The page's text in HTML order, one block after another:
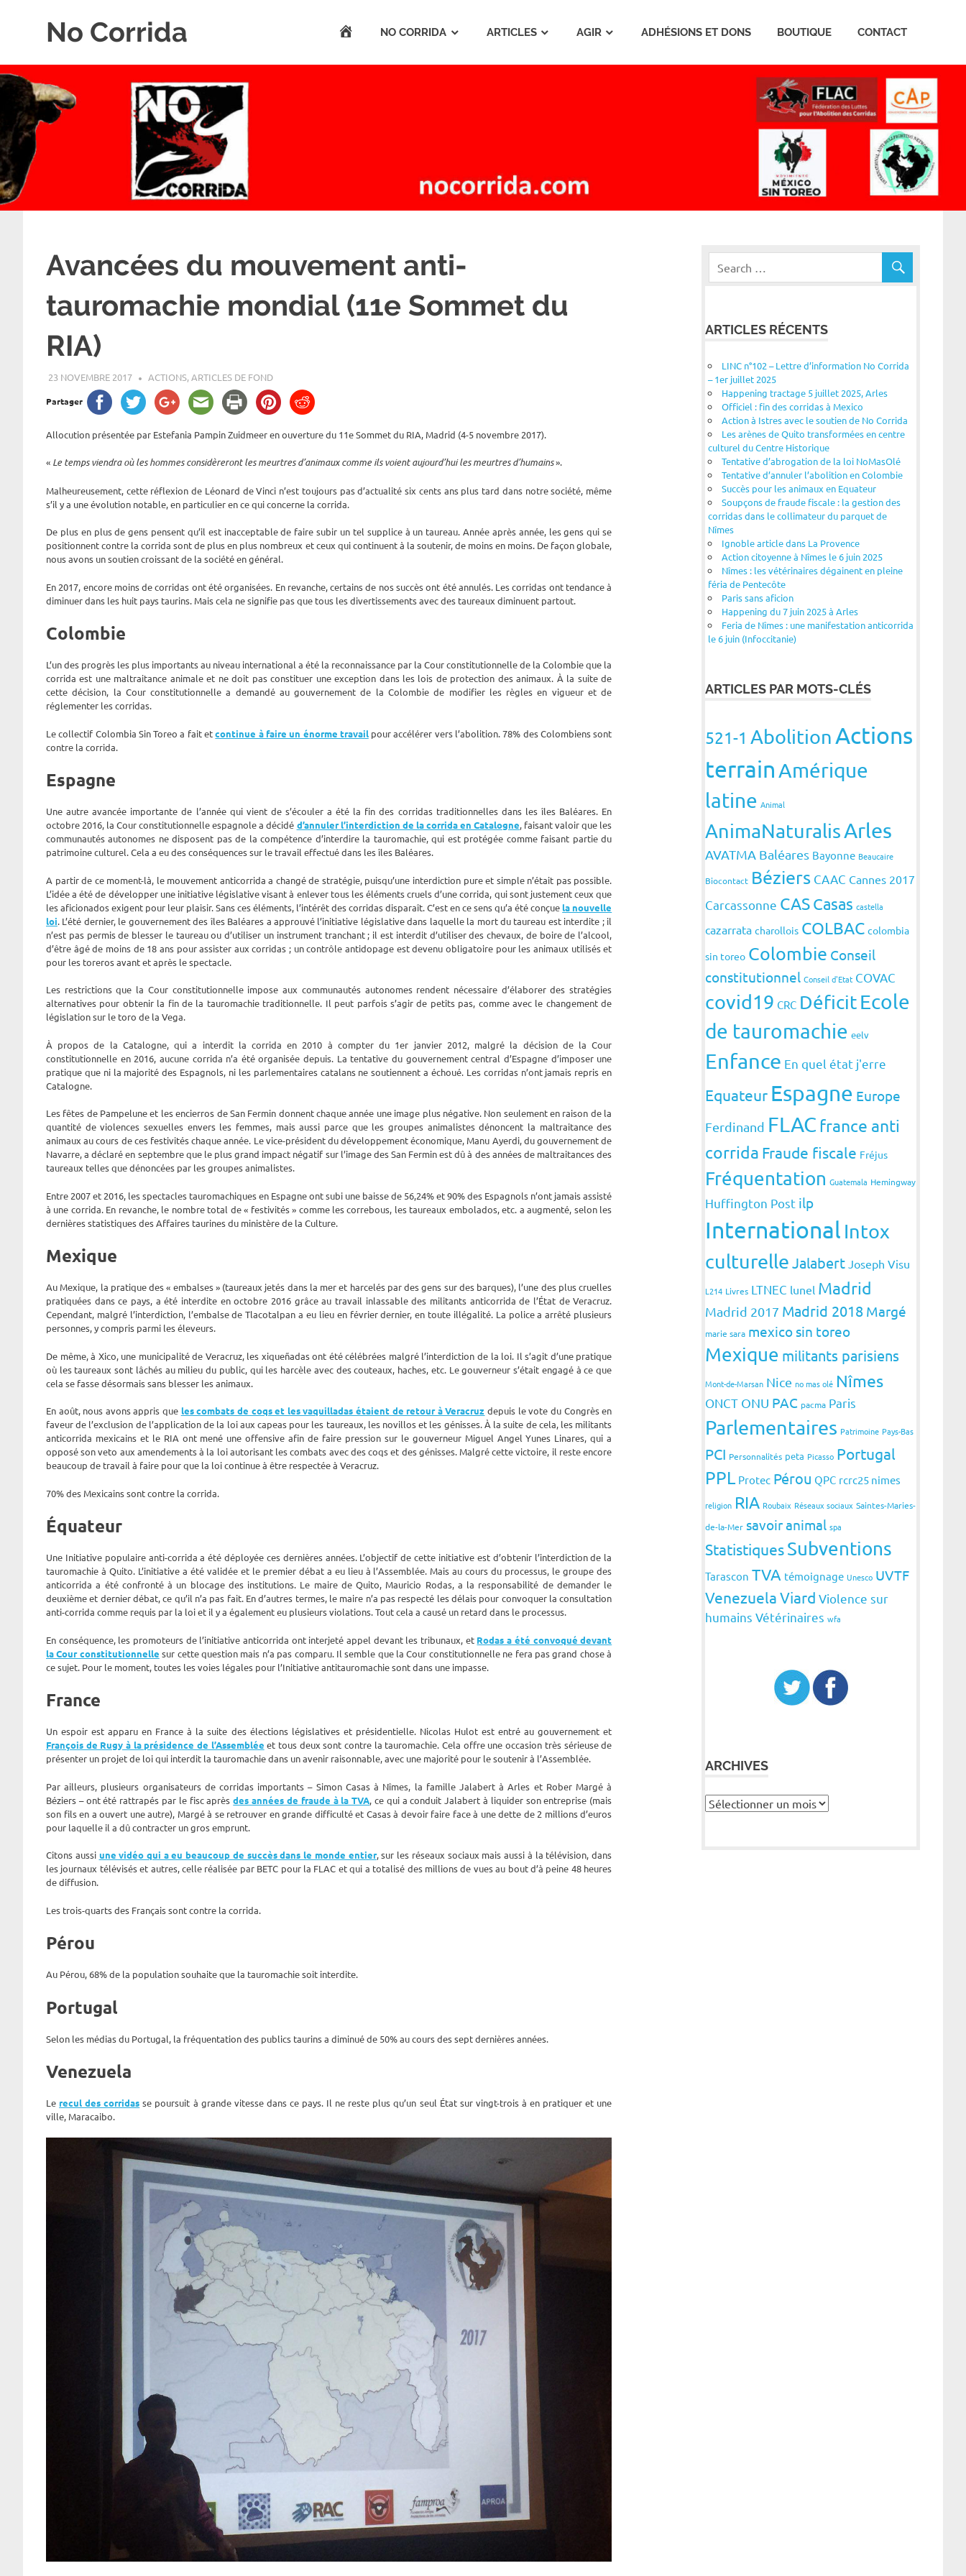
No Corrida
la
corrida
ACCUEILNO CORRIDA ARTICLES AGIR ADHÉSIONS ET DONS BOUTIQUE CONTACT
Avancées du mouvement anti-
tauromachie mondial (11e Sommet du
RIA)
23 NOVEMBRE 2017 ROGER LAHANA
ACTIONS,ARTICLES DE FOND
Partager
Allocution présentée par Estefania Pampin Zuidmeer en ouverture du 11e Sommet du RIA, Madrid (4-5 novembre 2017).
« Le temps viendra où les hommes considèreront les meurtres d’animaux comme ils voient aujourd’hui les meurtres d’humains».
Malheureusement, cette réflexion de Léonard de Vinci n’est toujours pas d’actualité six cents ans plus tard dans notre société, même
s’il y a une évolution notable, en particulier en ce qui concerne la corrida.
De plus en plus de gens pensent qu’il est inacceptable de faire subir un tel supplice à un taureau. Année après année, les gens qui se
positionnent contre la corrida sont de plus en plus nombreux et ceux qui continuent à la soutenir, de moins en moins. De façon globale,
nous avons un soutien croissant de la société en général.
En 2017, encore moins de corridas ont été organisées. En revanche, certains de nos succès ont été annulés. Les corridas ont tendance à
diminuer dans les huit pays taurins. Mais cela ne signifie pas que tous les divertissements avec des taureaux diminuent partout.
Colombie
L’un des progrès les plus importants au niveau international a été la reconnaissance par la Cour constitutionnelle de la Colombie que la
corrida est une maltraitance animale et ne doit pas constituer une exception dans les lois de protection des animaux. À la suite de
cette décision, la Cour constitutionnelle a demandé au gouvernement de la Colombie de modifier les règles en vigueur et de
réglementer les corridas.
Le collectif Colombia Sin Toreo a fait etcontinue à faire un énorme travailpour accélérer vers l’abolition. 78% des Colombiens sont
contre la corrida.
Espagne
Une autre avancée importante de l’année qui vient de s’écouler a été la fin des corridas traditionnelles dans les îles Baléares. En
octobre 2016, la Cour constitutionnelle espagnole a décidé d’annuler l’interdiction de la corrida en Catalogne, faisant valoir que les
communautés autonomes ne disposent pas de la compétence d’interdire la tauromachie, qui est protégée comme faisant partie du
patrimoine culturel. Cela a eu des conséquences sur le travail effectué dans les îles Baléares.
A partir de ce moment-là, le mouvement anticorrida a changé de stratégie, puisqu’une interdiction pure et simple n’était pas possible.
L’idée a été de développer une initiative législative visant à enlever tous les éléments cruels d’une corrida, qui sont justement ceux que
les aficionados exigent pour leur plaisir. Sans ces éléments, l’intérêt des corridas disparaît. C’est en ce sens qu’a été conçue la nouvelle
loi. L’été dernier, le gouvernement des îles Baléares a approuvé l’initiative législative dans laquelle la mort du taureau est interdite ; il
n’est pas permis de blesser le taureau ou d’utiliser un instrument tranchant ; il est interdit d’utiliser des chevaux, de boire de l’alcool,
d’être âgé de moins de 18 ans pour assister aux corridas ; un contrôle antidopage est devenu obligatoire pour les animaux utilisés et
pour les toreros avant et après le spectacle.
Les restrictions que la Cour constitutionnelle impose aux communautés autonomes rendent nécessaire d’élaborer des stratégies
alternatives pour obtenir la fin de la tauromachie traditionnelle. Il peut parfois s’agir de petits pas, comme avec le changement de
législation sur le toro de la Vega.
À propos de la Catalogne, qui a interdit la corrida en 2010 à compter du 1er janvier 2012, malgré la décision de la Cour
constitutionnelle en 2016, aucune corrida n’a été organisée depuis. La tentative du gouvernement central d’Espagne d’imposer une
pratique que ni la majorité des Espagnols, ni les parlementaires catalans ne soutiennent a échoué. Les corridas n’ont jamais repris en
Catalogne.
Les fêtes de Pampelune et les encierros de San Fermin donnent chaque année une image plus négative. Non seulement en raison de la
quantité de violences sexuelles envers les femmes, mais aussi parce que les groupes animalistes dénoncent la maltraitance des
animaux au cours de ces festivités chaque année. Le vice-président du développement économique, Manu Ayerdi, du gouvernement de
Navarre, a déclaré en septembre que le plus grand impact négatif sur l’image des San Fermin est dû à des années de maltraitances des
taureaux telles que dénoncées par les groupes animalistes.
Entre 2007 et 2016, les spectacles tauromachiques en Espagne ont subi une baisse de 56,24% et 90% des Espagnols n’ont jamais assisté
à une corrida. En revanche, le nombre total de « festivités » comme les correbous, les taureaux embolados, etc. a augmenté, selon les
dernières statistiques des Affaires taurines du ministère de la Culture.
Mexique
Au Mexique, la pratique des « embalses » (taureaux jetés dans la mer et harcelés par des gens sur des barques), l’une des plus cruelles
pratiquées dans ce pays, a été interdite en octobre 2016 grâce au travail inlassable des militants anticorrida de l’État de Veracruz.
Cependant, malgré l’interdiction, l’embalse de Tlacotalpan a eu lieu en février dernier, en toute illégalité. La police a arrêté plusieurs
personnes, y compris parmi les éleveurs.
De même, à Xico, une municipalité de Veracruz, les xiqueñadas ont été célébrées malgré l’interdiction de la loi. Il s’agit d’une pratique
où les taureaux sont lâchés au milieu du public, qui les harcèle avec des couteaux, haches, etc. Le gouverneur s’était engagé à ce que
cela se fasse désormais sans blesser les animaux.
En août, nous avons appris que les combats de coqs et les vaquilladas étaient de retour à Veracruz depuis le vote du Congrès en
faveur de l’exclusion de l’application de la loi aux capeas pour les taureaux, les novillos et les génisses. À la suite de cela, les militants
anticorrida mexicains et le RIA ont mené une offensive afin de faire pression sur le gouverneur Miguel Angel Yunes Linares, qui a
opposé son veto aux amendements à la loi autorisant les combats avec des coqs et des génisses. Malgré cette victoire, il reste encore
beaucoup de travail à faire pour que la loi continue à être respectée à Veracruz.
70% des Mexicains sont contre la corrida.
Équateur
Une Initiative populaire anti-corrida a été déployée ces dernières années. L’objectif de cette initiative est d’obtenir l’interdiction de la
tauromachie à Quito. L’initiative a été validée et le premier débat a eu lieu à l’Assemblée. Mais au cours du processus, le groupe des
anticorrida a été confronté à un blocage des institutions. Le maire de Quito, Mauricio Rodas, a la responsabilité de demander le
deuxième et dernier débat, ce qu’il n’a pas fait. En d’autres termes, le maire n’a pas respecté les délais pour convoquer la consultation
anti-corrida comme requis par la loi et il y a également eu plusieurs violations. Tout cela a causé un retard dans le processus.
En conséquence, les promoteurs de l’initiative anticorrida ont interjeté appel devant les tribunaux, et Rodas a été convoqué devant
la Cour constitutionnelle sur cette question mais n’a pas comparu. Il semble que la Cour constitutionnelle ne fera pas grand chose à
ce sujet. Pour le moment, toutes les voies légales pour l’Initiative antitauromachie sont dans une impasse.
France
Un espoir est apparu en France à la suite des élections législatives et présidentielle. Nicolas Hulot est entré au gouvernement et
François de Rugy à la présidence de l’Assemblée et tous deux sont contre la tauromachie. Cela offre une occasion très sérieuse de
présenter un projet de loi qui interdit la tauromachie dans un avenir raisonnable, avec une majorité pour le soutenir à l’Assemblée.
Par ailleurs, plusieurs organisateurs de corridas importants – Simon Casas à Nîmes, la famille Jalabert à Arles et Rober Margé à
Béziers – ont été rattrapés par le fisc aprèsdes années de fraude à la TVA, ce qui a conduit Jalabert à liquider son entreprise (mais
son fils en a ouvert une autre), Margé à se retrouver en grande difficulté et Casas à devoir faire face à une dette de 2 millions d’euros
pour laquelle il a dû contracter un gros emprunt.
Citons aussi une vidéo qui a eu beaucoup de succès dans le monde entier, sur les réseaux sociaux mais aussi à la télévision, dans
les journaux télévisés et autres, celle réalisée par BETC pour la FLAC et qui a totalisé des millions de vues au bout d’à peine 48 heures
de diffusion.
Les trois-quarts des Français sont contre la corrida.
Pérou
Au Pérou, 68% de la population souhaite que la tauromachie soit interdite.
Portugal
Selon les médias du Portugal, la fréquentation des publics taurins a diminué de 50% au cours des sept dernières années.
Venezuela
Le recul des corridas se poursuit à grande vitesse dans ce pays. Il ne reste plus qu’un seul État sur vingt-trois à en pratiquer et une
ville, Maracaibo.
ARTICLES RÉCENTS
LINC n°102 – Lettre d’information No Corrida
– 1er juillet 2025
Happening tractage 5 juillet 2025, Arles
Officiel : fin des corridas à Mexico
Action à Istres avec le soutien de No Corrida
Les arènes de Quito transformées en centre
culturel du Centre Historique
Tentative d’abrogation de la loi NoMasOlé
Tentative d’annuler l’abolition en Colombie
Succès pour les animaux en Equateur
Soupçons de fraude fiscale : la gestion des
corridas dans le collimateur du parquet de
Nîmes
Ignoble article dans La Provence
Action citoyenne à Nîmes le 6 juin 2025
Nîmes : les vétérinaires dégainent en pleine
féria de Pentecôte
Paris sans aficion
Happening du 7 juin 2025 à Arles
Feria de Nîmes : une manifestation anticorrida
le 6 juin (Infoccitanie)
ARTICLES PAR MOTS-CLÉS
521-1 AbolitionActions
terrainAmérique
latine Animal
AnimaNaturalisArles
AVATMA Baléares Bayonne Beaucaire
Biocontact Béziers CAAC Cannes 2017
Carcassonne CASCasas castella
cazarrata charollois COLBAC colombia
sin toreo Colombie Conseil
constitutionnel Conseil d'Etat COVAC
covid19 CRC DéficitEcole
de tauromachie eelv
Enfance En quel état j'erre
Equateur Espagne Europe
Ferdinand FLAC france anti
corrida Fraude fiscale Fréjus
Fréquentation Guatemala Hemingway
Huffington Post ilp
International Intox
culturelle Jalabert Joseph Visu
L214 Livres LTNEC lunel Madrid
Madrid 2017 Madrid 2018 Margé
marie sara mexico sin toreo
Mexique militants parisiens
Mont-de-Marsan Nice no mas olé Nîmes
ONCT ONU PAC pacma Paris
Parlementaires Patrimoine Pays-Bas
PCI Personnalités peta Picasso Portugal
PPL Protec Pérou QPC rcrc25 nimes
religion RIA Roubaix Réseaux sociaux Saintes-Maries-
de-la-Mer savoir animal spa
StatistiquesSubventions
Tarascon TVA témoignage Unesco UVTF
VenezuelaViard Violence sur
humains Vétérinaires wfa
ARCHIVES
Archives